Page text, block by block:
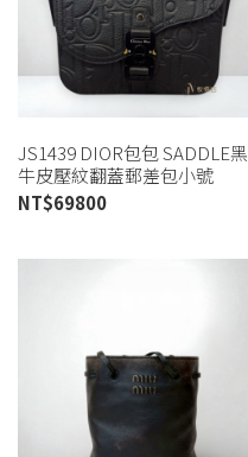
JS1439 DIOR包包 SADDLE黑
牛皮壓紋翻蓋郵差包小號
1ADPO04LLG (板橋店)
NT$69800